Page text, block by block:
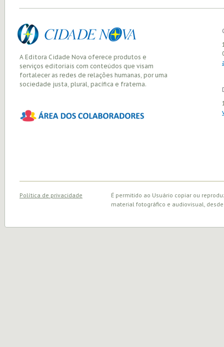
A Editora Cidade Nova oferece produtos e
serviços editoriais com conteúdos que visam
fortalecer as redes de relações humanas, por uma
sociedade justa, plural, pacífica e fraterna.
Política de privacidade
É permitido ao Usuário copiar ou
material fotográfico e audiovisual,